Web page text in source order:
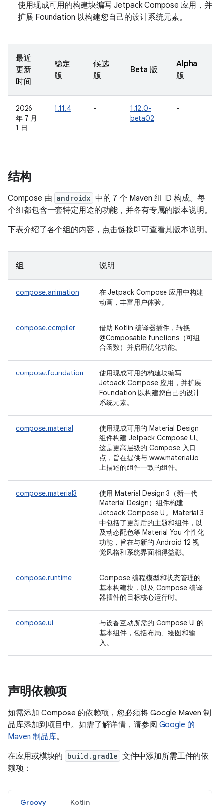
使用现成可用的构建块编写 Jetpack Compose 应用，并
扩展 Foundation 以构建您自己的设计系统元素。
最近
更新
时间
稳定
版
候选
版
Beta 版
Alpha
版
2026
年 7 月
1 日
1.11.4 -
1.12.0-
beta02
-
结构
Compose 由 androidx 中的 7 个 Maven 组 ID 构成。每
个组都包含一套特定用途的功能，并各有专属的版本说明。
下表介绍了各个组的内容，点击链接即可查看其版本说明。
组 说明
compose.animation
在 Jetpack Compose 应用中构建
动画，丰富用户体验。
compose.compiler
借助 Kotlin 编译器插件，转换
@Composable functions（可组
合函数）并启用优化功能。
compose.foundation
使用现成可用的构建块编写
Jetpack Compose 应用，并扩展
Foundation 以构建您自己的设计
系统元素。
compose.material
使用现成可用的 Material Design
组件构建 Jetpack Compose UI。
这是更高层级的 Compose 入口
点，旨在提供与 www.material.io
上描述的组件一致的组件。
compose.material3
使用 Material Design 3（新一代
Material Design）组件构建
Jetpack Compose UI。Material 3
中包括了更新后的主题和组件，以
及动态配色等 Material You 个性化
功能，旨在与新的 Android 12 视
觉风格和系统界面相得益彰。
compose.runtime
Compose 编程模型和状态管理的
基本构建块，以及 Compose 编译
器插件的目标核心运行时。
compose.ui
与设备互动所需的 Compose UI 的
基本组件，包括布局、绘图和输
入。
声明依赖项
如需添加 Compose 的依赖项，您必须将 Google Maven 制
品库添加到项目中。如需了解详情，请参阅 Google 的
Maven 制品库。
在应用或模块的 build.gradle 文件中添加所需工件的依
赖项：
Groovy Kotlin